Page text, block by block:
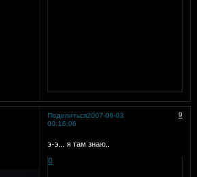
Поделиться 9
2007-06-03
00:16:06
э-э... я там знаю..
0